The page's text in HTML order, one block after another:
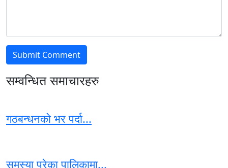
सम्वन्धित समाचारहरु
गठबन्धनको भर पर्दा...
समस्या परेका पालिकामा...